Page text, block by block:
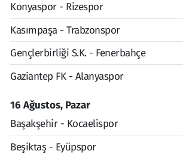
Konyaspor - Rizespor
Kasımpaşa - Trabzonspor
Gençlerbirliği S.K. - Fenerbahçe
Gaziantep FK - Alanyaspor
16 Ağustos, Pazar
Başakşehir - Kocaelispor
Beşiktaş - Eyüpspor